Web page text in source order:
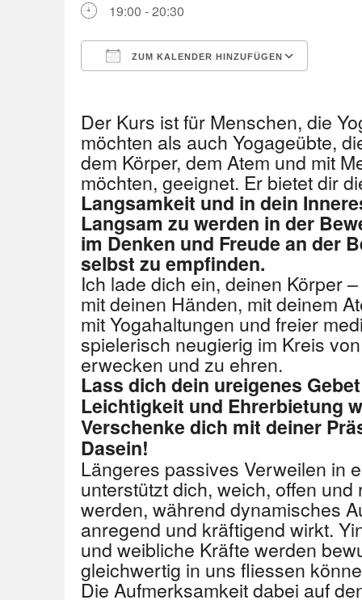
19:00 - 20:30
ZUM KALENDER HINZUFÜGEN
Der Kurs ist für Menschen, die
möchten als auch Yogageübte,
dem Körper, dem Atem und mit
möchten, geeignet. Er bietet dir
Langsamkeit und in dein
Langsam zu werden in der
im Denken und Freude an der
selbst zu empfinden.
Ich lade dich ein, deinen Körper
mit deinen Händen, mit deinem
mit Yogahaltungen und freier
spielerisch neugierig im Kreis
erwecken und zu ehren.
Lass dich dein ureigenes
Leichtigkeit und Ehrerbietung
Verschenke dich mit deiner
Dasein!
Längeres passives Verweilen in
unterstützt dich, weich, offen und
werden, während dynamisches
anregend und kräftigend wirkt.
und weibliche Kräfte werden
gleichwertig in uns fliessen
Die Aufmerksamkeit dabei auf